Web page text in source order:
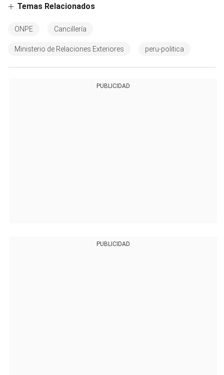
Temas Relacionados
ONPE Cancillería
Ministerio de Relaciones Exteriores peru-politica
PUBLICIDAD
PUBLICIDAD